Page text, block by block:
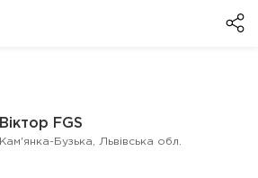
Віктор FGS
Кам'янка-Бузька, Львівська обл.